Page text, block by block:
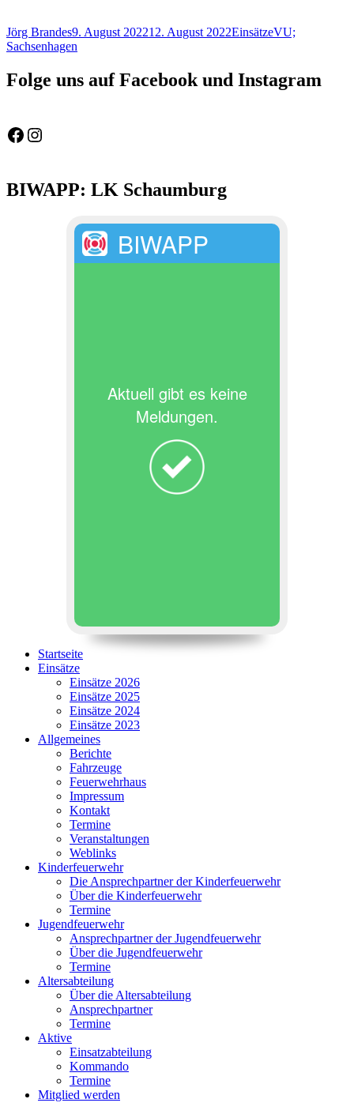
Autor
Jörg BrandesVeröffentlicht
am
9. August 202212. August 2022Kategorien
EinsätzeSchlagwörter
VU;
Sachsenhagen
Folge uns auf Facebook und Instagram
Feuerwehr Gemeinde Wölpinghausen
fw_gemeinde_woelpinghausen
BIWAPP: LK Schaumburg
BIWAPP
Aktuell gibt es keine
Meldungen.
Startseite
Einsätze
Einsätze 2026
Einsätze 2025
Einsätze 2024
Einsätze 2023
Allgemeines
Berichte
Fahrzeuge
Feuerwehrhaus
Impressum
Kontakt
Termine
Veranstaltungen
Weblinks
Kinderfeuerwehr
Die Ansprechpartner der Kinderfeuerwehr
Über die Kinderfeuerwehr
Termine
Jugendfeuerwehr
Ansprechpartner der Jugendfeuerwehr
Über die Jugendfeuerwehr
Termine
Altersabteilung
Über die Altersabteilung
Ansprechpartner
Termine
Aktive
Einsatzabteilung
Kommando
Termine
Mitglied werden